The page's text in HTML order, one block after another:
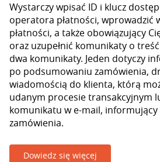
Wystarczy wpisać ID i klucz
operatora płatności, wprowadzić
płatności, a także obowiązujący
oraz uzupełnić komunikaty o
dwa komunikaty. Jeden dotyczy
po podsumowaniu zamówienia,
wiadomością do klienta, którą
udanym procesie transakcyjnym
komunikatu w e-mail, informujący
zamówienia.
Dowiedz się więcej